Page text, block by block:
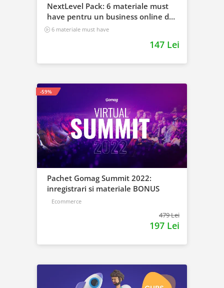
NextLevel Pack: 6 materiale must
have pentru un business online de
viitor
6 materiale must have
147 Lei
Pachet Gomag Summit 2022:
inregistrari si materiale BONUS
Ecommerce
479 Lei
197 Lei
-59%